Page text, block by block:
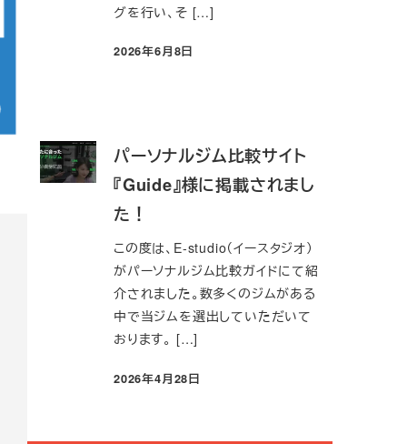
グを行い、そ […]
投稿日
2026年6月8日
パーソナルジム比較サイト
『Guide』様に掲載されまし
た！
この度は、E-studio（イースタジオ）
がパーソナルジム比較ガイドにて紹
介されました。数多くのジムがある
中で当ジムを選出していただいて
おります。 […]
投稿日
2026年4月28日